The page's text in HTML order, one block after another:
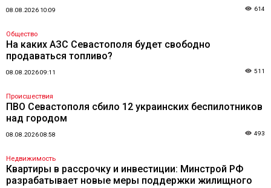
08.08.2026 10:09 614
Общество
На каких АЗС Севастополя будет свободно
продаваться топливо?
08.08.2026 09:11 511
Происшествия
ПВО Севастополя сбило 12 украинских беспилотников
над городом
08.08.2026 08:58 493
Недвижимость
Квартиры в рассрочку и инвестиции: Минстрой РФ
разрабатывает новые меры поддержки жилищного